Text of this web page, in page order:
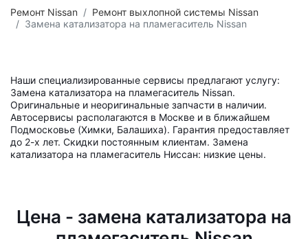
Ремонт Nissan
Ремонт выхлопной системы Nissan
Замена катализатора на пламегаситель Nissan
Наши специализированные сервисы предлагают услугу:
Замена катализатора на пламегаситель Nissan.
Оригинальные и неоригинальные запчасти в наличии.
Автосервисы располагаются в Москве и в ближайшем
Подмосковье (Химки, Балашиха). Гарантия предоставляет
до 2-х лет. Скидки постоянным клиентам. Замена
катализатора на пламегаситель Ниссан: низкие цены.
Цена - замена катализатора на